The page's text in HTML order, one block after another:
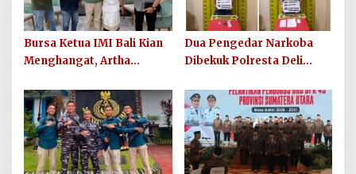
Bursa Ketua IMI Bali Kian
Menghangat, Artha
Kesiapan Maju
Dua Pengedar Narkoba
Dibekuk Polresta Deli
Peredaran Sabu Kembali
Digagalkan